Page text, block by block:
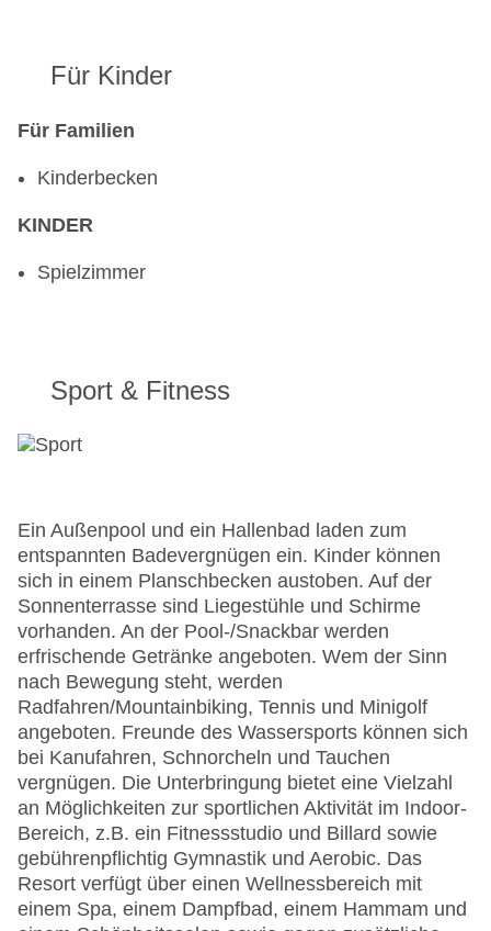
Für Kinder
Für Familien
Kinderbecken
KINDER
Spielzimmer
Sport & Fitness
Ein Außenpool und ein Hallenbad laden zum
entspannten Badevergnügen ein. Kinder können
sich in einem Planschbecken austoben. Auf der
Sonnenterrasse sind Liegestühle und Schirme
vorhanden. An der Pool-/Snackbar werden
erfrischende Getränke angeboten. Wem der Sinn
nach Bewegung steht, werden
Radfahren/Mountainbiking, Tennis und Minigolf
angeboten. Freunde des Wassersports können sich
bei Kanufahren, Schnorcheln und Tauchen
vergnügen. Die Unterbringung bietet eine Vielzahl
an Möglichkeiten zur sportlichen Aktivität im Indoor-
Bereich, z.B. ein Fitnessstudio und Billard sowie
gebührenpflichtig Gymnastik und Aerobic. Das
Resort verfügt über einen Wellnessbereich mit
einem Spa, einem Dampfbad, einem Hammam und